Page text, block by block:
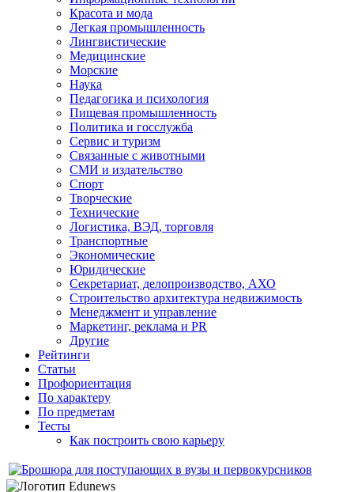
Красота и мода
Легкая промышленность
Лингвистические
Медицинские
Морские
Наука
Педагогика и психология
Пищевая промышленность
Политика и госслужба
Сервис и туризм
Связанные с животными
СМИ и издательство
Спорт
Творческие
Технические
Логистика, ВЭД, торговля
Транспортные
Экономические
Юридические
Секретариат, делопроизводство, АХО
Строительство архитектура недвижимость
Менеджмент и управление
Маркетинг, реклама и PR
Другие
Рейтинги
Статьи
Профориентация
По характеру
По предметам
Тесты
Как построить свою карьеру